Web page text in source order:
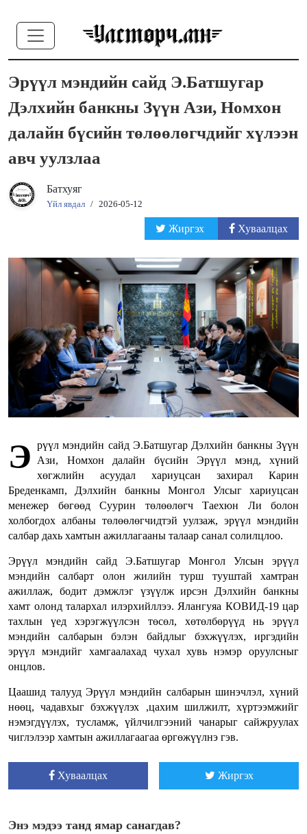
Эрүүл мэндийн сайд Э.Батшугар
Дэлхийн банкны Зүүн Ази, Номхон
далайн бүсийн төлөөлөгчдийг хүлээн
авч уулзлаа
Батхуяг
Үйл явдал / 2026-05-12
Жиргэх Хуваалцах
Э рүүл мэндийн сайд Э.Батшугар Дэлхийн банкны Зүүн
Ази, Номхон далайн бүсийн Эрүүл мэнд, хүний
хөгжлийн асуудал хариуцсан захирал Карин
Бреденкамп, Дэлхийн банкны Монгол Улсыг хариуцсан
менежер бөгөөд Суурин төлөөлөгч Таехюн Ли болон
холбогдох албаны төлөөлөгчидтэй уулзаж, эрүүл мэндийн
салбар дахь хамтын ажиллагааны талаар санал солилцлоо.
Эрүүл мэндийн сайд Э.Батшугар Монгол Улсын эрүүл
мэндийн салбарт олон жилийн турш тууштай хамтран
ажиллаж, бодит дэмжлэг үзүүлж ирсэн Дэлхийн банкны
хамт олонд талархал илэрхийллээ. Ялангуяа КОВИД-19 цар
тахлын үед хэрэгжүүлсэн төсөл, хөтөлбөрүүд нь эрүүл
мэндийн салбарын бэлэн байдлыг бэхжүүлэх, иргэдийн
эрүүл мэндийг хамгаалахад чухал хувь нэмэр оруулсныг
онцлов.
Цаашид талууд Эрүүл мэндийн салбарын шинэчлэл, хүний
нөөц, чадавхыг бэхжүүлэх ,цахим шилжилт, хүртээмжийг
нэмэгдүүлэх, тусламж, үйлчилгээний чанарыг сайжруулах
чиглэлээр хамтын ажиллагаагаа өргөжүүлнэ гэв.
Хуваалцах Жиргэх
Энэ мэдээ танд ямар санагдав?